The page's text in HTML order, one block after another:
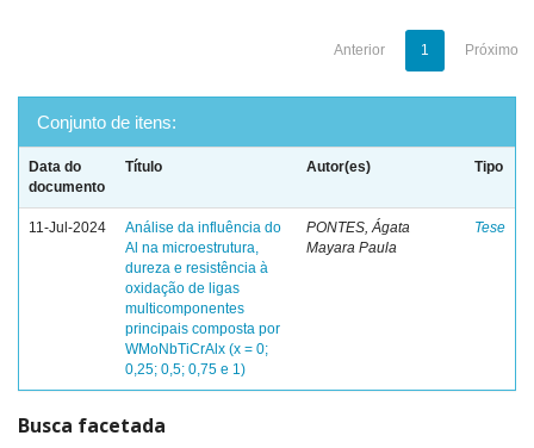
Anterior 1 Próximo
Conjunto de itens:
Data do
documento
Título Autor(es) Tipo
11-Jul-2024
Análise da influência do
Al na microestrutura,
dureza e resistência à
oxidação de ligas
multicomponentes
principais composta por
WMoNbTiCrAlx (x = 0;
0,25; 0,5; 0,75 e 1)
PONTES, Ágata
Mayara Paula
Tese
Busca facetada